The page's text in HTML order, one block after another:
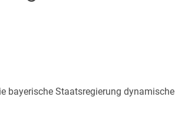
bayerische Staatsregierung dynamische